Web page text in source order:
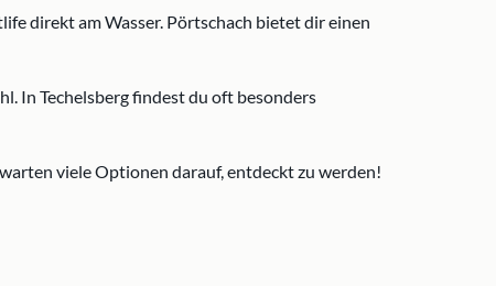
direkt am Wasser. Pörtschach bietet dir einen
In Techelsberg findest du oft besonders
viele Optionen darauf, entdeckt zu werden!